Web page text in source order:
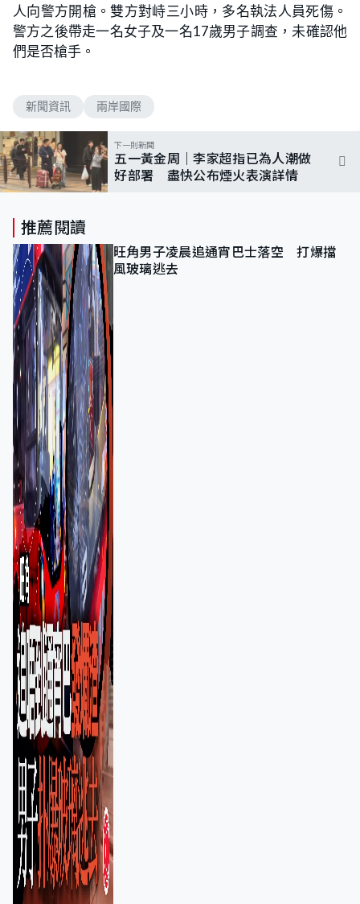
人向警方開槍。雙方對峙三小時，多名執法人員死傷。
警方之後帶走一名女子及一名17歲男子調查，未確認他
們是否槍手。
新聞資訊 兩岸國際
下一則新聞
五一黃金周｜李家超指已為人潮做
好部署 盡快公布煙火表演詳情
推薦閱讀
旺角男子凌晨追通宵巴士落空 打爆擋
風玻璃逃去